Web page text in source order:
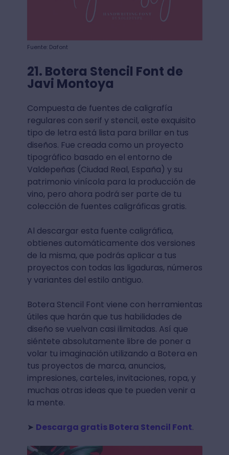
Fuente: Dafont
21. Botera Stencil Font de
Javi Montoya
Compuesta de fuentes de caligrafía
regulares con serif y stencil, este exquisito
tipo de letra está lista para brillar en tus
diseños. Fue creada como un proyecto
tipográfico basado en el entorno de
Valdepeñas (Ciudad Real, España) y su
patrimonio vinícola para la producción de
vino, pero ahora podrá ser parte de tu
colección de fuentes caligráficas gratis.
Al descargar esta fuente caligráfica,
obtienes automáticamente dos versiones
de la misma, que podrás aplicar a tus
proyectos con todas las ligaduras, números
y variantes del estilo antiguo.
Botera Stencil Font viene con herramientas
útiles que harán que tus habilidades de
diseño se vuelvan casi ilimitadas. Así que
siéntete absolutamente libre de poner a
volar tu imaginación utilizando a Botera en
tus proyectos de marca, anuncios,
impresiones, carteles, invitaciones, ropa, y
muchas otras ideas que te pueden venir a
la mente.
➤ Descarga gratis Botera Stencil Font.